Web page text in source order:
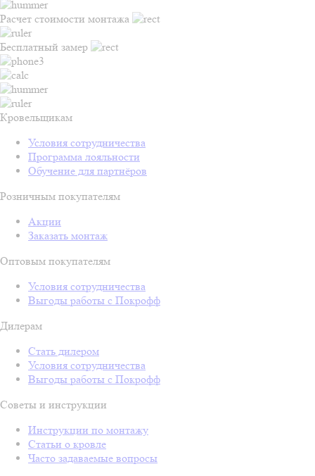
Расчет стоимости монтажа
Бесплатный замер
Кровельщикам
Условия сотрудничества
Программа лояльности
Обучение для партнёров
Розничным покупателям
Акции
Заказать монтаж
Оптовым покупателям
Условия сотрудничества
Выгоды работы с Покрофф
Дилерам
Стать дилером
Условия сотрудничества
Выгоды работы с Покрофф
Советы и инструкции
Инструкции по монтажу
Статьи о кровле
Часто задаваемые вопросы